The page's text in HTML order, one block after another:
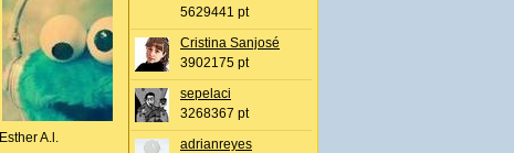
Esther A.l.
5629441 pt
Cristina Sanjosé
3902175 pt
sepelaci
3268367 pt
adrianreyes